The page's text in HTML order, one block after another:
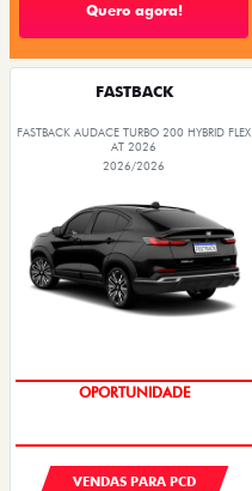
Quero agora!
FASTBACK
FASTBACK AUDACE TURBO 200 HYBRID FLEX
AT 2026
2026/2026
OPORTUNIDADE
VENDAS PARA PCD